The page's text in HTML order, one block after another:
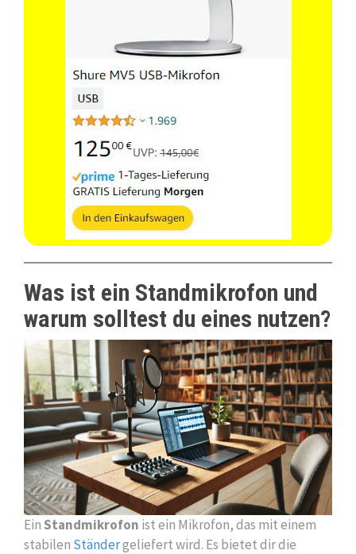
Was ist ein Standmikrofon und
warum solltest du eines nutzen?
Ein Standmikrofon ist ein Mikrofon, das mit einem
stabilen Ständergeliefert wird. Es bietet dir die